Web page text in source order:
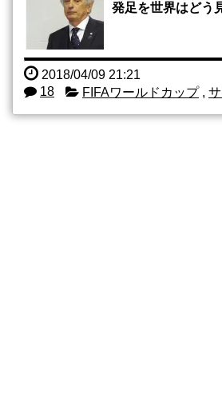
発足を世界はどう
2018/04/09 21:21
18
FIFAワールドカップ,